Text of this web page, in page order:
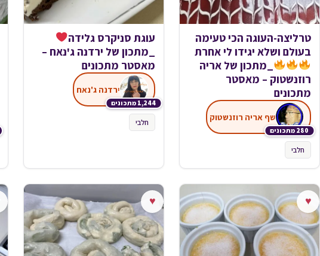
טרליצה-העוגה הכי טעימה
בעולם ושלא יגידו לי אחרת
_מתכון של אריה
רוזנשטוק – מאסטר
מתכונים
280 מתכונים
שף אריה רוזנשטוק
חלבי
עוגת סניקרס גלידה
_מתכון של ירדנה ג'נאח –
מאסטר מתכונים
1,244 מתכונים
ירדנה ג'נאח
חלבי
♥
♥